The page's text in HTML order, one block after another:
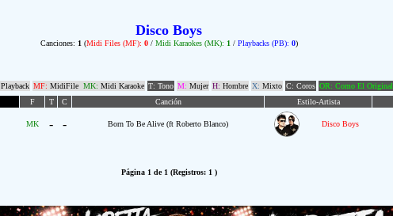
Disco Boys
Canciones: 1 (Midi Files (MF): 0/Midi Karaokes (MK): 1 / Playbacks (PB): 0)
Playback MF: MidiFile MK: Midi Karaoke T: Tono M: Mujer H: Hombre X: Mixto C: Coros OR: Como El Original
F T C Canción Estilo-Artista
MK - - Born To Be Alive (ft Roberto Blanco) Disco Boys
Página 1 de 1 (Registros: 1 )